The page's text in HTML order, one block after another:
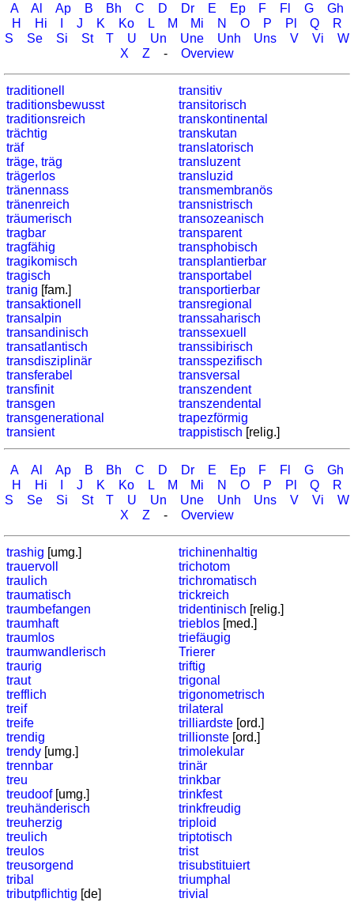
A Al Ap B Bh C D Dr E Ep F Fl G
Gh
H
Hi J K Ko L M Mi N O P Pl Q
R
S
Se Si St T U Un Une Unh Uns V Vi
W
X
Z - Overview
traditionell
traditionsbewusst
traditionsreich
trächtig
träf
träge, träg
trägerlos
tränennass
tränenreich
träumerisch
tragbar
tragfähig
tragikomisch
tragisch
tranig [fam.]
transaktionell
transalpin
transandinisch
transatlantisch
transdisziplinär
transferabel
transfinit
transgen
transgenerational
transient
transitiv
transitorisch
transkontinental
transkutan
translatorisch
transluzent
transluzid
transmembranös
transnistrisch
transozeanisch
transparent
transphobisch
transplantierbar
transportabel
transportierbar
transregional
transsaharisch
transsexuell
transsibirisch
transspezifisch
transversal
transzendent
transzendental
trapezförmig
trappistisch [relig.]
A Al Ap B Bh C D Dr E Ep F Fl G
Gh
H
Hi J K Ko L M Mi N O P Pl Q
R
S
Se Si St T U Un Une Unh Uns V Vi
W
X
Z - Overview
trashig [umg.]
trauervoll
traulich
traumatisch
traumbefangen
traumhaft
traumlos
traumwandlerisch
traurig
traut
trefflich
treif
treife
trendig
trendy [umg.]
trennbar
treu
treudoof[umg.]
treuhänderisch
treuherzig
treulich
treulos
treusorgend
tribal
tributpflichtig [de]
trichinenhaltig
trichotom
trichromatisch
trickreich
tridentinisch [relig.]
trieblos [med.]
triefäugig
Trierer
triftig
trigonal
trigonometrisch
trilateral
trilliardste [ord.]
trillionste [ord.]
trimolekular
trinär
trinkbar
trinkfest
trinkfreudig
triploid
triptotisch
trist
trisubstituiert
triumphal
trivial